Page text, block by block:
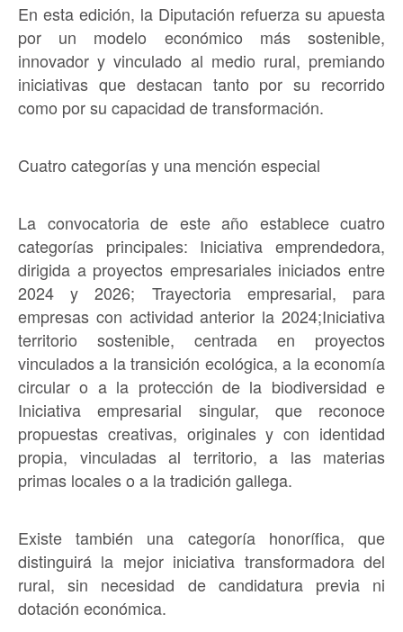
En esta edición, la Diputación refuerza su apuesta
por un modelo económico más sostenible,
innovador y vinculado al medio rural, premiando
iniciativas que destacan tanto por su recorrido
como por su capacidad de transformación.
Cuatro categorías y una mención especial
La convocatoria de este año establece cuatro
categorías principales: Iniciativa emprendedora,
dirigida a proyectos empresariales iniciados entre
2024 y 2026; Trayectoria empresarial, para
empresas con actividad anterior la 2024;Iniciativa
territorio sostenible, centrada en proyectos
vinculados a la transición ecológica, a la economía
circular o a la protección de la biodiversidad e
Iniciativa empresarial singular, que reconoce
propuestas creativas, originales y con identidad
propia, vinculadas al territorio, a las materias
primas locales o a la tradición gallega.
Existe también una categoría honorífica, que
distinguirá la mejor iniciativa transformadora del
rural, sin necesidad de candidatura previa ni
dotación económica.